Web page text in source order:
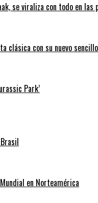
se viraliza con todo en
clásica con su nuevo
Park’
en Norteamérica